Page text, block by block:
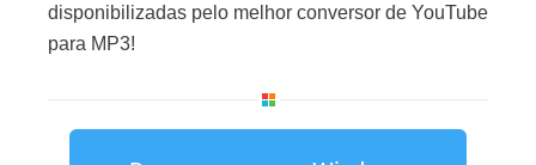
disponibilizadas pelo melhor conversor de YouTube
para MP3!